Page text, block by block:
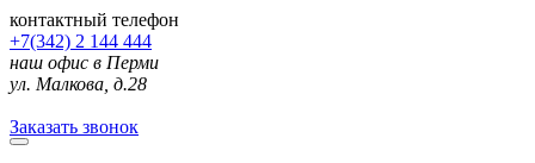
контактный телефон
+7(342) 2 144 444
наш офис в Перми
ул. Малкова, д.28
Заказать звонок